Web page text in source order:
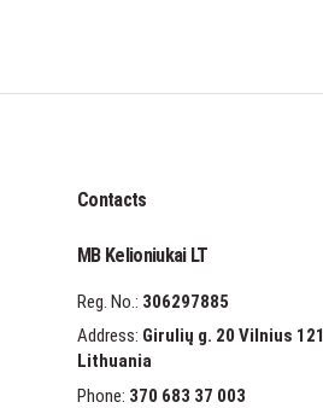
Contacts
MB Kelioniukai LT
Reg. No.: 306297885
Address: Girulių g. 20 Vilnius
Lithuania
Phone: 370 683 37 003